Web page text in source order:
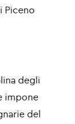
Piceno
degli
impone
del